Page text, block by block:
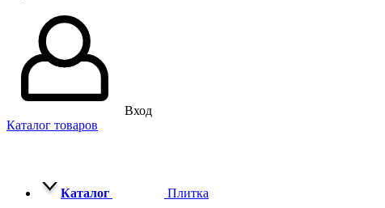
Вход
Каталог товаров
Каталог Плитка